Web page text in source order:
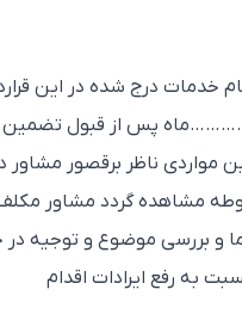
درج شده در این قرارداد
پس از قبول تضمین می
ناظر برقصور مشاور در
مشاهده گردد مشاور مکلف
و بررسی موضوع و توجیه در
رفع ایرادات اقدام